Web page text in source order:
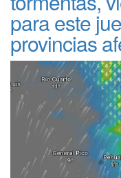
para este
provincias